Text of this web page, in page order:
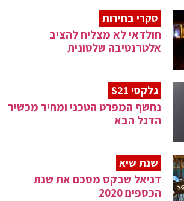
סקרי בחירות
חולדאי לא מצליח להציב
אלטרנטיבה שלטונית
גלקסי S21
נחשף המפרט הטכני ומחיר מכשיר
הדגל הבא
שנת שיא
דניאל שבקס מסכם את שנת
הכספים 2020